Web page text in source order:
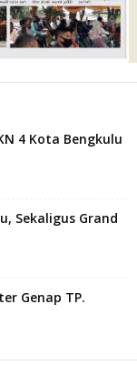
4 Kota Bengkulu
Sekaligus Grand
Genap TP.